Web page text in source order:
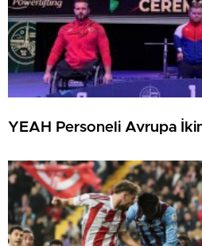
YEAH Personeli Avrupa